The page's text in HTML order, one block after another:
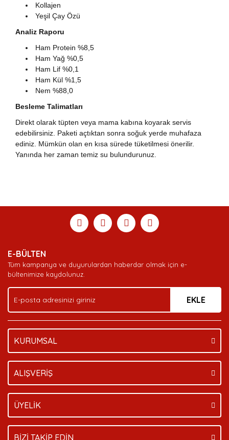
Kollajen
Yeşil Çay Özü
Analiz Raporu
Ham Protein %8,5
Ham Yağ %0,5
Ham Lif %0,1
Ham Kül %1,5
Nem %88,0
Besleme Talimatları
Direkt olarak tüpten veya mama kabına koyarak servis
edebilirsiniz. Paketi açtıktan sonra soğuk yerde muhafaza
ediniz. Mümkün olan en kısa sürede tüketilmesi önerilir.
Yanında her zaman temiz su bulundurunuz.
Yorum Yaz
Soru Sor
formunu kullanarak tarafımıza iletebilirsiniz.
Görüş ve önerileriniz için teşekkür ederiz.
Ürün açıklamasında eksik bilgiler bulunuyor.
Ürün bilgilerinde hatalar bulunuyor.
Bu ürüne benzer farklı alternatifler olmalı.
Deneyimini Paylaş
E-BÜLTEN
Tüm kampanya ve duyurulardan haberdar olmak için e-
bültenimize kaydolunuz.
EKLE
KURUMSAL
ALIŞVERİŞ
ÜYELİK
BİZİ TAKİP EDİN